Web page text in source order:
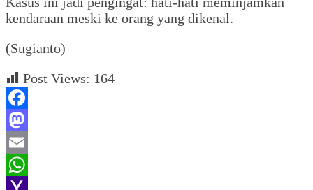
kendaraan meski ke orang yang dikenal.
(Sugianto)
Post Views: 164
Facebook
Mastodon
Email
WhatsApp